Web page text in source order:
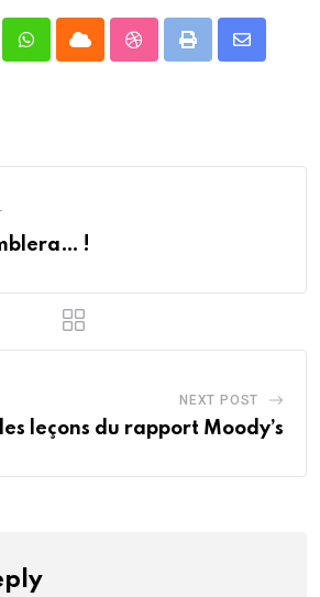
WhatsappCloud StumbleUpon
Print
Share
!
NEXT POST
leçons du rapport Moody’s